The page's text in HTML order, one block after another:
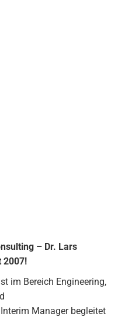
– Dr. Lars
2007!
im Bereich Engineering,
Manager begleitet